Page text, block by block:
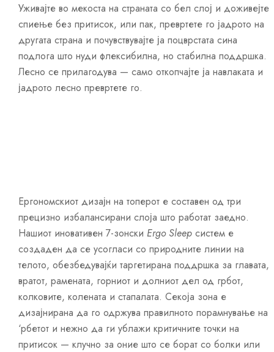
Уживајте во мекоста на страната со бел слој и доживејте
спиење без притисок, или пак, превртете го јадрото на
другата страна и почувствувајте ја поцврстата сина
подлога што нуди флексибилна, но стабилна поддршка.
Лесно се прилагодува — само откопчајте ја навлаката и
јадрото лесно превртете го.
Ергономскиот дизајн на топерот е составен од три
прецизно избалансирани слоја што работат заедно.
Нашиот иновативен 7-зонски Ergo Sleep систем е
создаден да се усогласи со природните линии на
телото, обезбедувајќи таргетирана поддршка за главата,
вратот, рамената, горниот и долниот дел од грбот,
колковите, колената и стапалата. Секоја зона е
дизајнирана да го одржува правилното порамнување на
‘рбетот и нежно да ги ублажи критичните точки на
притисок — клучно за оние што се борат со болки или